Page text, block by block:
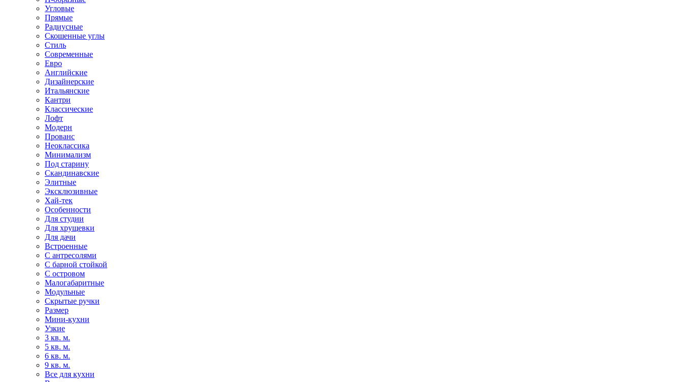
Угловые
Прямые
Радиусные
Скошенные углы
Стиль
Современные
Евро
Английские
Дизайнерские
Итальянские
Кантри
Классические
Лофт
Модерн
Прованс
Неоклассика
Минимализм
Под старину
Скандинавские
Элитные
Эксклюзивные
Хай-тек
Особенности
Для студии
Для хрущевки
Для дачи
Встроенные
С антресолями
С барной стойкой
С островом
Малогабаритные
Модульные
Скрытые ручки
Размер
Мини-кухни
Узкие
3 кв. м.
5 кв. м.
6 кв. м.
9 кв. м.
Все для кухни